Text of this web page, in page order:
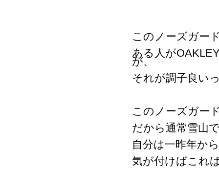
このノーズガー
ある人が
が、
それが調子良い
このノーズガー
だから通常雪山
自分は一昨年か
気が付けばこれ